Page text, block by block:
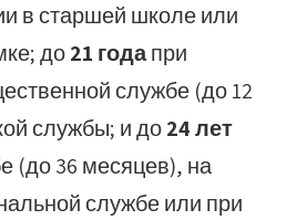
в старшей школе или
до21 годапри
службе (до 12
службы; и до24 лет
(до 36 месяцев), на
службе или при